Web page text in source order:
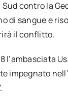
contro la
di sangue e
il conflitto.
impegnato